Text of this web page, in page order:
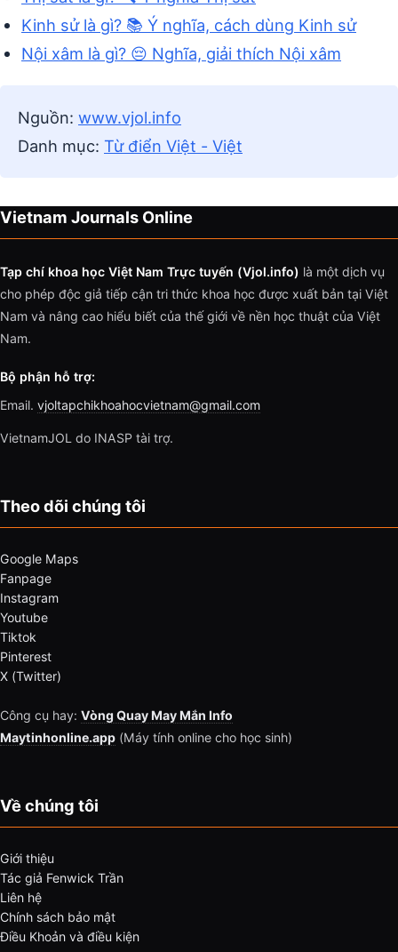
Kinh sử là gì? 📚 Ý nghĩa, cách dùng Kinh sử
Nội xâm là gì? 😔 Nghĩa, giải thích Nội xâm
Nguồn: www.vjol.info
Danh mục: Từ điển Việt - Việt
Vietnam Journals Online
Tạp chí khoa học Việt Nam Trực tuyến (Vjol.info) là một dịch vụ
cho phép độc giả tiếp cận tri thức khoa học được xuất bản tại Việt
Nam và nâng cao hiểu biết của thế giới về nền học thuật của Việt
Nam.
Bộ phận hỗ trợ:
Email. vjoltapchikhoahocvietnam@gmail.com
VietnamJOL do INASP tài trợ.
Theo dõi chúng tôi
Google Maps
Fanpage
Instagram
Youtube
Tiktok
Pinterest
X (Twitter)
Công cụ hay: Vòng Quay May Mắn Info
Maytinhonline.app (Máy tính online cho học sinh)
Về chúng tôi
Giới thiệu
Tác giả Fenwick Trần
Liên hệ
Chính sách bảo mật
Điều Khoản và điều kiện